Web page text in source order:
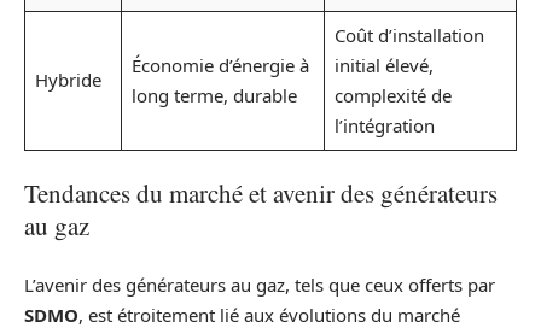
Hybride
Économie d’énergie à
long terme, durable
Coût d’installation
initial élevé,
complexité de
l’intégration
Tendances du marché et avenir des générateurs
au gaz
L’avenir des générateurs au gaz, tels que ceux offerts par
SDMO, est étroitement lié aux évolutions du marché